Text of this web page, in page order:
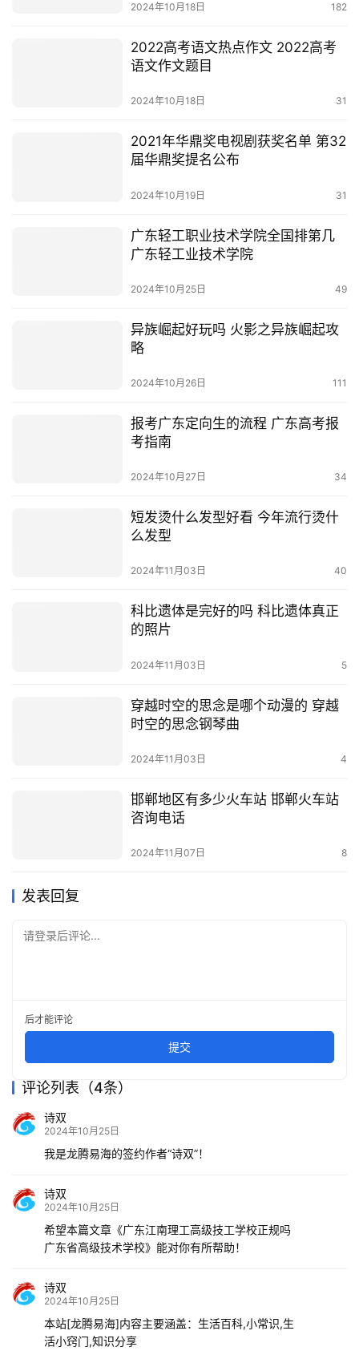
2024年10月18日 182
2022高考语文热点作文 2022高考
语文作文题目
2024年10月18日 31
2021年华鼎奖电视剧获奖名单 第32
届华鼎奖提名公布
2024年10月19日 31
广东轻工职业技术学院全国排第几
广东轻工业技术学院
2024年10月25日 49
异族崛起好玩吗 火影之异族崛起攻
略
2024年10月26日 111
报考广东定向生的流程 广东高考报
考指南
2024年10月27日 34
短发烫什么发型好看 今年流行烫什
么发型
2024年11月03日 40
科比遗体是完好的吗 科比遗体真正
的照片
2024年11月03日 5
穿越时空的思念是哪个动漫的 穿越
时空的思念钢琴曲
2024年11月03日 4
邯郸地区有多少火车站 邯郸火车站
咨询电话
2024年11月07日 8
发表回复
请登录后评论...
后才能评论
提交
评论列表（4条）
诗双
2024年10月25日
我是龙腾易海的签约作者“诗双”！
诗双
2024年10月25日
希望本篇文章《广东江南理工高级技工学校正规吗
广东省高级技术学校》能对你有所帮助！
诗双
2024年10月25日
本站[龙腾易海]内容主要涵盖：生活百科,小常识,生
活小窍门,知识分享